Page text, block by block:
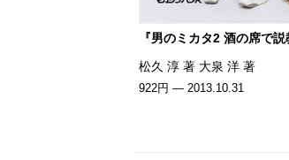
『男のミカタ2 酒の席で
松久 淳 著 大泉 洋 著
922円 — 2013.10.31